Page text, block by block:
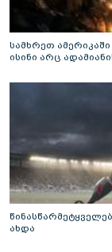
სამხრეთ
ისინი არც
ახდა